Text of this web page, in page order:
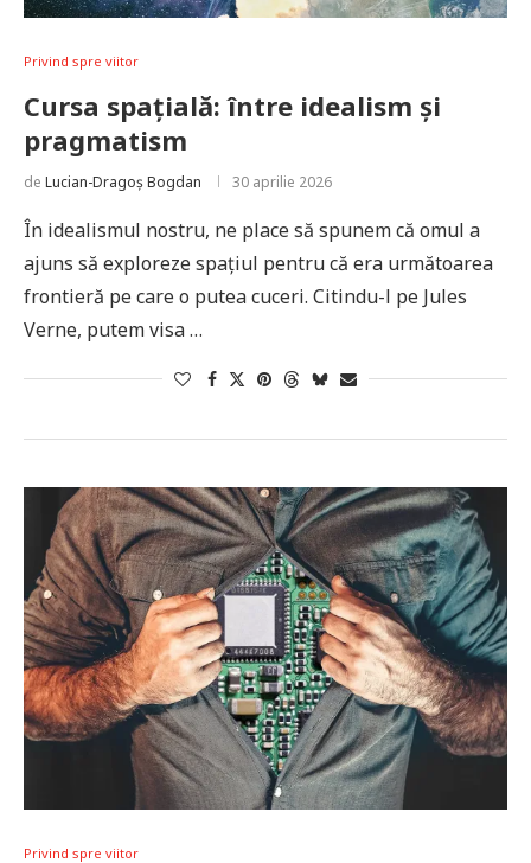
Privind spre viitor
Cursa spațială: între idealism și
pragmatism
de Lucian-Dragoș Bogdan 30 aprilie 2026
În idealismul nostru, ne place să spunem că omul a
ajuns să exploreze spațiul pentru că era următoarea
frontieră pe care o putea cuceri. Citindu-l pe Jules
Verne, putem visa …
Privind spre viitor